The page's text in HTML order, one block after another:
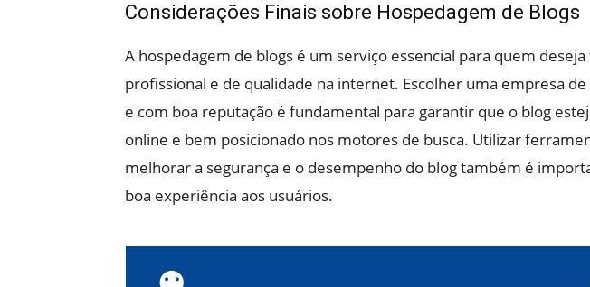
Considerações Finais sobre Hospedagem de Blogs
A hospedagem de blogs é um serviço essencial para quem
profissional e de qualidade na internet. Escolher uma empresa
e com boa reputação é fundamental para garantir que o blog
online e bem posicionado nos motores de busca. Utilizar
melhorar a segurança e o desempenho do blog também é
boa experiência aos usuários.